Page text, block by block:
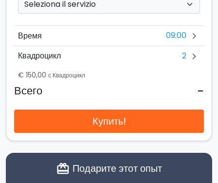
Время 09:00 chevron_right
Квадроцикл 2 chevron_right
€ 150,00 с Квадроцикл
Всего -
Купить!
card_giftcard Подарите этот опыт